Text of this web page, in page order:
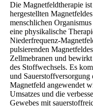
Die Magnetfeldtherapie
hergestellten
menschlichen
eine physikalische
Niederfrequenz-
pulsierenden
Zellmebranen und
des Stoffwechsels. Es
und Sauerstoffversorgung
Magnetfeld angewendet
Umsatzes und die
Gewebes mit